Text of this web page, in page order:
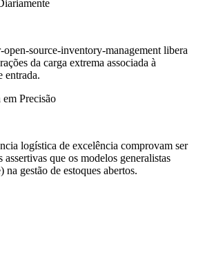
source-inventory-management libera
da carga extrema associada à
entrada.
Precisão
logística de excelência comprovam ser
que os modelos generalistas
gestão de estoques abertos.